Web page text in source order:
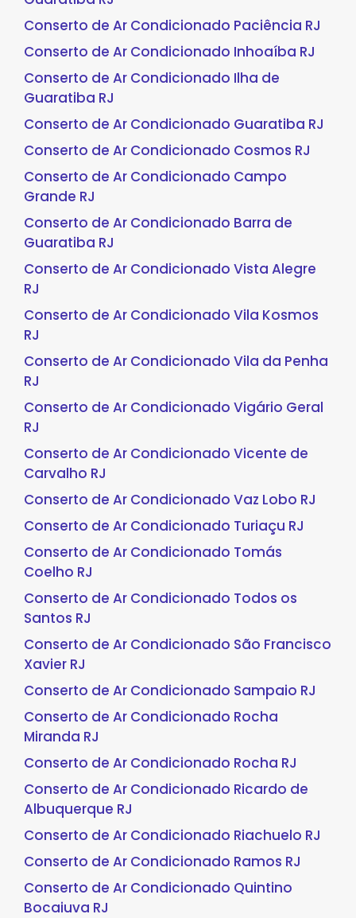
Conserto de Ar Condicionado Paciência RJ
Conserto de Ar Condicionado Inhoaíba RJ
Conserto de Ar Condicionado Ilha de
Guaratiba RJ
Conserto de Ar Condicionado Guaratiba RJ
Conserto de Ar Condicionado Cosmos RJ
Conserto de Ar Condicionado Campo
Grande RJ
Conserto de Ar Condicionado Barra de
Guaratiba RJ
Conserto de Ar Condicionado Vista Alegre
RJ
Conserto de Ar Condicionado Vila Kosmos
RJ
Conserto de Ar Condicionado Vila da Penha
RJ
Conserto de Ar Condicionado Vigário Geral
RJ
Conserto de Ar Condicionado Vicente de
Carvalho RJ
Conserto de Ar Condicionado Vaz Lobo RJ
Conserto de Ar Condicionado Turiaçu RJ
Conserto de Ar Condicionado Tomás
Coelho RJ
Conserto de Ar Condicionado Todos os
Santos RJ
Conserto de Ar Condicionado São Francisco
Xavier RJ
Conserto de Ar Condicionado Sampaio RJ
Conserto de Ar Condicionado Rocha
Miranda RJ
Conserto de Ar Condicionado Rocha RJ
Conserto de Ar Condicionado Ricardo de
Albuquerque RJ
Conserto de Ar Condicionado Riachuelo RJ
Conserto de Ar Condicionado Ramos RJ
Conserto de Ar Condicionado Quintino
Bocaiuva RJ